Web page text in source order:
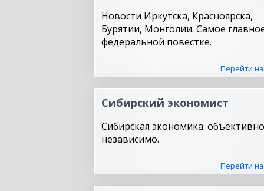
Новости Иркутска, Красноярска,
Бурятии, Монголии. Самое
федеральной повестке.
Перейти на
Сибирский экономист
Сибирская экономика:
независимо.
Перейти на